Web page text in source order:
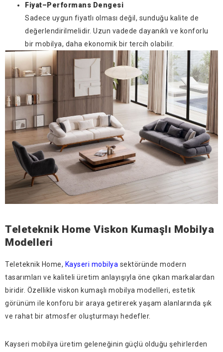
Fiyat–Performans Dengesi
Sadece uygun fiyatlı olması değil, sunduğu kalite de
değerlendirilmelidir. Uzun vadede dayanıklı ve konforlu
bir mobilya, daha ekonomik bir tercih olabilir.
Teleteknik Home Viskon Kumaşlı Mobilya
Modelleri
Teleteknik Home, Kayseri mobilya sektöründe modern
tasarımları ve kaliteli üretim anlayışıyla öne çıkan markalardan
biridir. Özellikle viskon kumaşlı mobilya modelleri, estetik
görünüm ile konforu bir araya getirerek yaşam alanlarında şık
ve rahat bir atmosfer oluşturmayı hedefler.
Kayseri mobilya üretim geleneğinin güçlü olduğu şehirlerden